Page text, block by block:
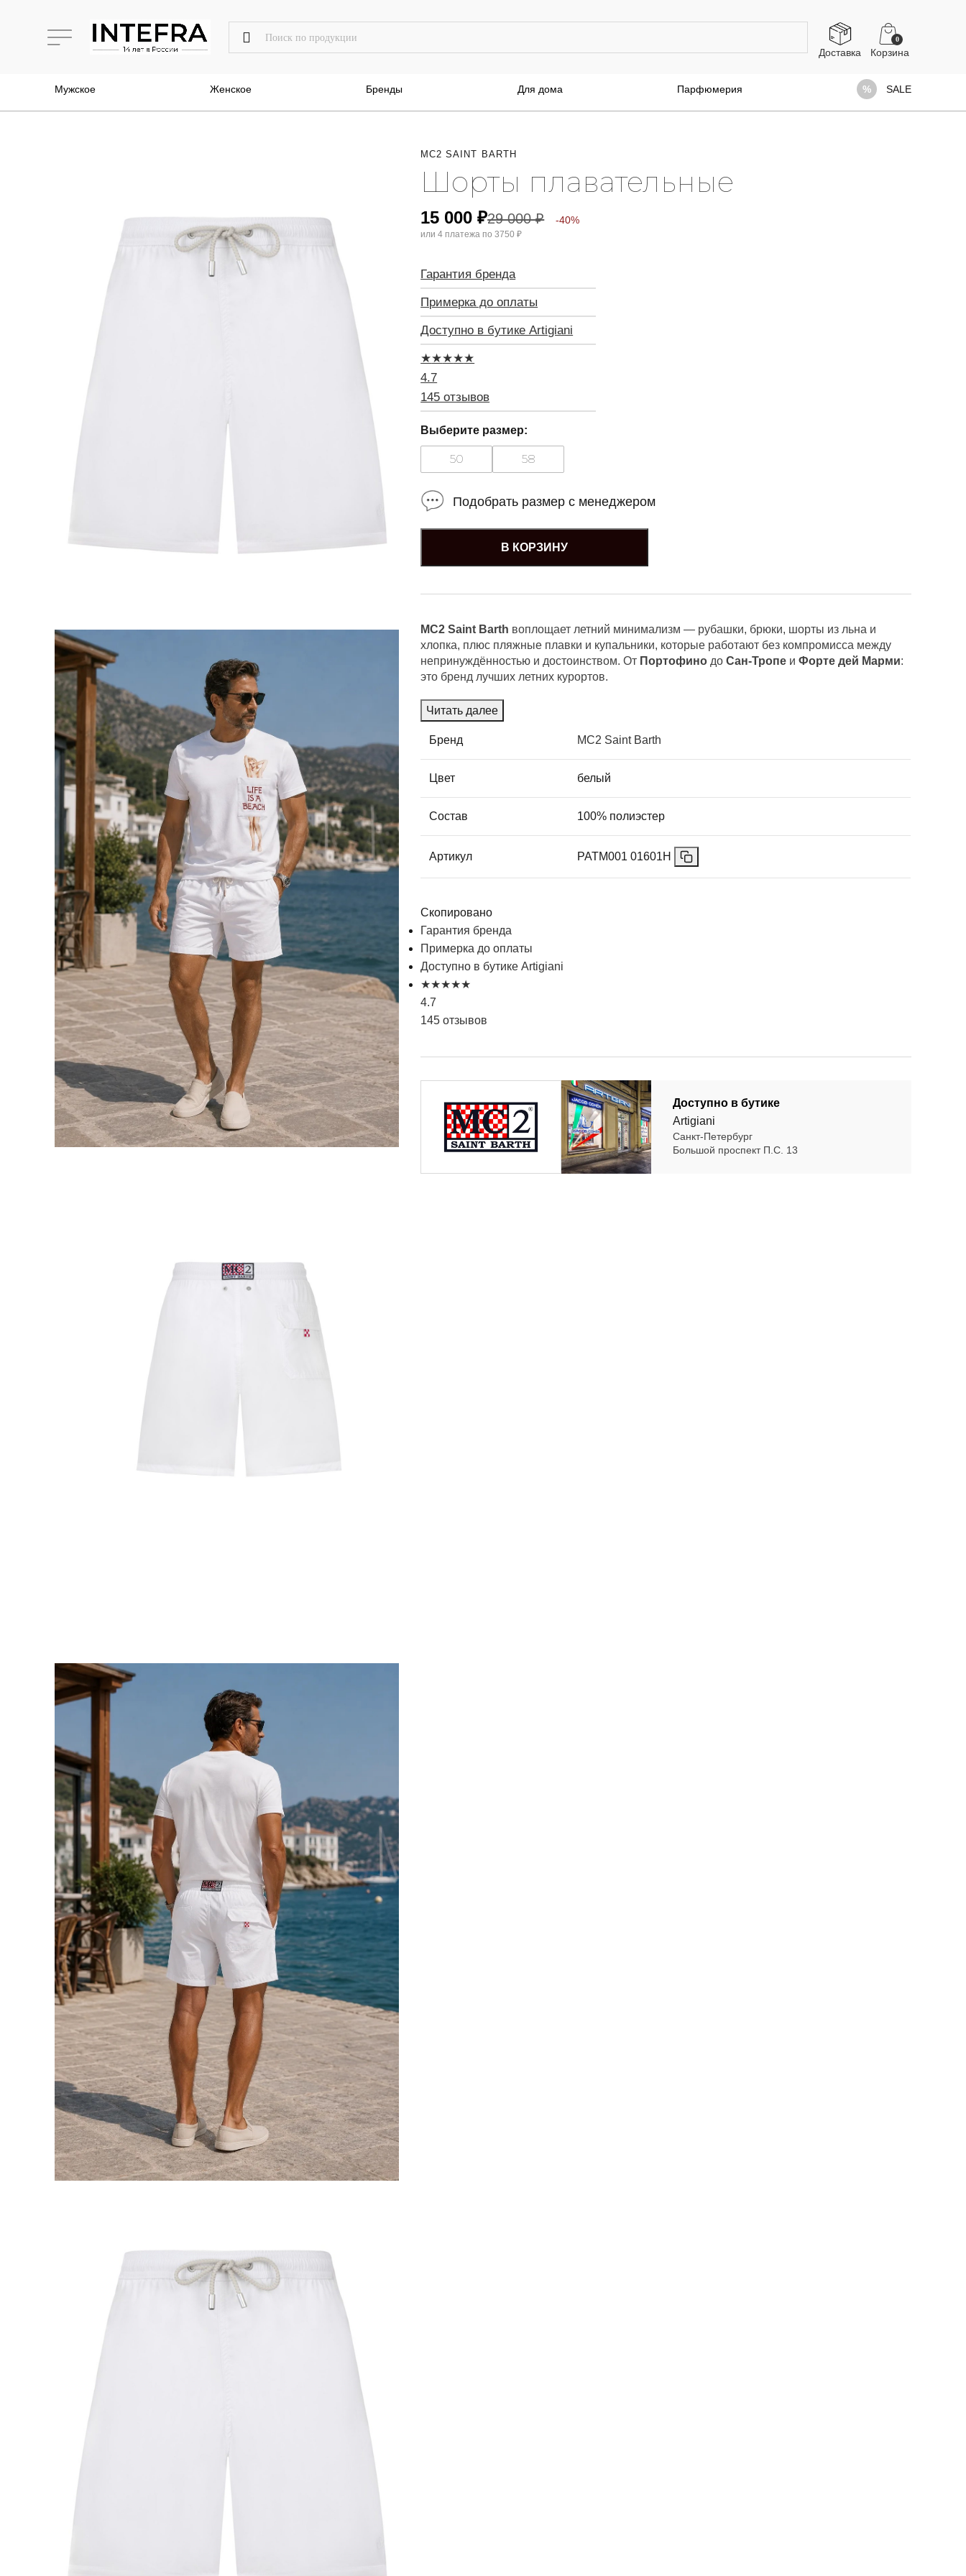
Доставка
0
Мужское Женское Бренды Для дома Парфюмерия SALE
MC2 SAINT BARTH
Шорты плавательные
15 000₽29 000₽ -40%
или 4 платежа по3750 ₽
Гарантия бренда
Примерка до оплаты
Доступно в бутике Artigiani
★★★★★
4.7
145 отзывов
MC2 Saint Barth воплощает летний минимализм — рубашки, брюки, шорты из льна и
хлопка, плюс пляжные плавки и купальники, которые работают без компромисса между
непринуждённостью и достоинством. От Портофино доСан-Тропе иФорте дей Марми:
это бренд лучших летних курортов.
Читать далее
Бренд MC2 Saint Barth
Цвет белый
Состав 100% полиэстер
Артикул PATM001 01601H
Скопировано
Гарантия бренда
Примерка до оплаты
Доступно в бутике Artigiani
★★★★★
4.7
145 отзывов
Выберите размер:
50 58
Подобрать размер с менеджером
В КОРЗИНУ
Доступно в бутике
Artigiani
Санкт-Петербург
Большой проспект П.С. 13